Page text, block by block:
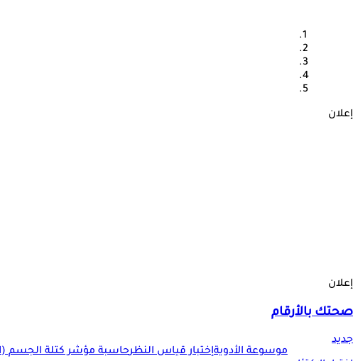
إعلان
إعلان
صحتك بالأرقام
جديد
موسوعة الأدويةإختبار قياس النظرحاسبة مؤشر كتلة الجسم (BMI)